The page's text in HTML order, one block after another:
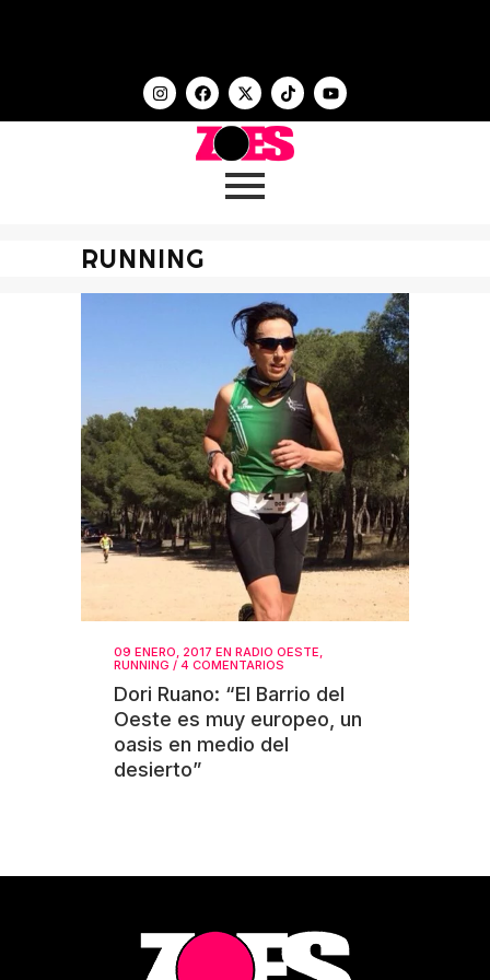
RUNNING
09 ENERO, 2017 EN RADIO OESTE,
RUNNING / 4 COMENTARIOS
Dori Ruano: “El Barrio del
Oeste es muy europeo, un
oasis en medio del
desierto”